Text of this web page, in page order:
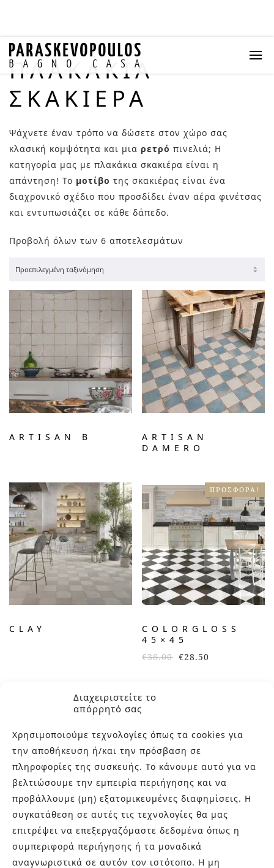
Διαχειριστείτε το
απόρρητό σας
Χρησιμοποιούμε τεχνολογίες όπως τα cookies για
την αποθήκευση ή/και την πρόσβαση σε
πληροφορίες της συσκευής. Το κάνουμε αυτό για να
βελτιώσουμε την εμπειρία περιήγησης και να
προβάλλουμε (μη) εξατομικευμένες διαφημίσεις. Η
συγκατάθεση σε αυτές τις τεχνολογίες θα μας
επιτρέψει να επεξεργαζόμαστε δεδομένα όπως η
συμπεριφορά περιήγησης ή τα μοναδικά
αναγνωριστικά σε αυτόν τον ιστότοπο. Η μη
ΠΛΑΚΆΚΙΑ
ΣΚΑΚΙΈΡΑ
Ψάχνετε έναν τρόπο να δώσετε στον χώρο σας
κλασική κομψότητα και μια ρετρό πινελιά; Η
κατηγορία μας με πλακάκια σκακιέρα είναι η
απάντηση! Το μοτίβο της σκακιέρας είναι ένα
διαχρονικό σχέδιο που προσδίδει έναν αέρα φινέτσας
και εντυπωσιάζει σε κάθε δάπεδο.
Προβολή όλων των 6 αποτελεσμάτων
ARTISAN B
ARTISAN
DAMERO
CLAY
ΠΡΟΣΦΟΡΆ!
COLORGLOSS
45×45
€38.00 €28.50
CONCERT
RUZZINI
45,2×45,2
€ 42.00 €23.50